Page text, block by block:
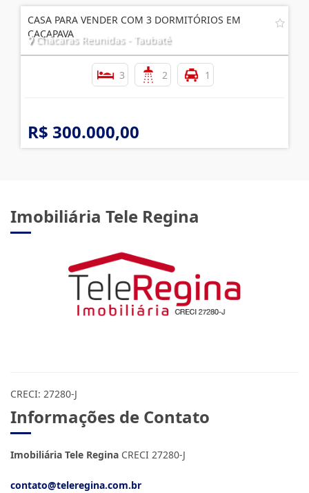
CASA PARA VENDER COM 3 DORMITÓRIOS EM
CAÇAPAVA
Chácaras Reunidas - Taubaté
3 2 1
R$ 300.000,00
Imobiliária Tele Regina
CRECI: 27280-J
Informações de Contato
Imobiliária Tele Regina CRECI 27280-J
contato@teleregina.com.br